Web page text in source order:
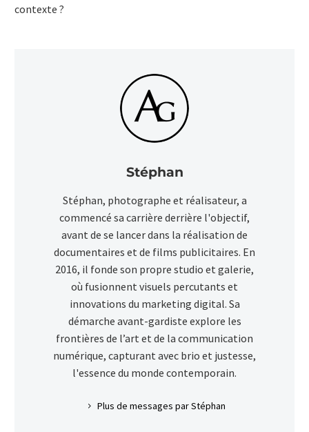
contexte ?
Stéphan
Stéphan, photographe et réalisateur, a
commencé sa carrière derrière l'objectif,
avant de se lancer dans la réalisation de
documentaires et de films publicitaires. En
2016, il fonde son propre studio et galerie,
où fusionnent visuels percutants et
innovations du marketing digital. Sa
démarche avant-gardiste explore les
frontières de l’art et de la communication
numérique, capturant avec brio et justesse,
l'essence du monde contemporain.
Plus de messages par Stéphan